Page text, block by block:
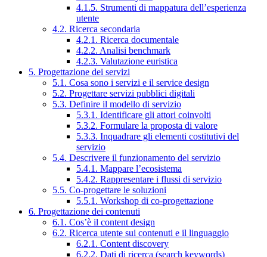
4.1.5. Strumenti di mappatura dell’esperienza
utente
4.2. Ricerca secondaria
4.2.1. Ricerca documentale
4.2.2. Analisi benchmark
4.2.3. Valutazione euristica
5. Progettazione dei servizi
5.1. Cosa sono i servizi e il service design
5.2. Progettare servizi pubblici digitali
5.3. Definire il modello di servizio
5.3.1. Identificare gli attori coinvolti
5.3.2. Formulare la proposta di valore
5.3.3. Inquadrare gli elementi costitutivi del
servizio
5.4. Descrivere il funzionamento del servizio
5.4.1. Mappare l’ecosistema
5.4.2. Rappresentare i flussi di servizio
5.5. Co-progettare le soluzioni
5.5.1. Workshop di co-progettazione
6. Progettazione dei contenuti
6.1. Cos’è il content design
6.2. Ricerca utente sui contenuti e il linguaggio
6.2.1. Content discovery
6.2.2. Dati di ricerca (search keywords)